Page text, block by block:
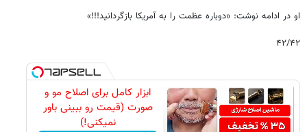
او در ادامه نوشت: «دوباره عظمت را به آمریکا بازگردانید!!!»
۴۲/۴۲
ابزار کامل برای اصلاح مو و
صورت (قیمت رو ببینی باور
نمیکنی!)